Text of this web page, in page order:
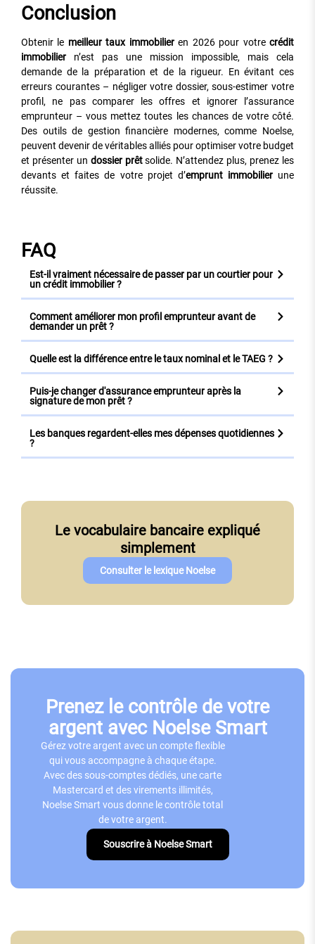
Conclusion
Obtenir le meilleur taux immobilieren 2026 pour votrecrédit
immobiliern’est pas une mission impossible, mais cela
demande de la préparation et de la rigueur. En évitant ces
erreurs courantes – négliger votre dossier, sous-estimer votre
profil, ne pas comparer les offres et ignorer l’assurance
emprunteur – vous mettez toutes les chances de votre côté.
Des outils de gestion financière modernes, comme Noelse,
peuvent devenir de véritables alliés pour optimiser votre budget
et présenter un dossier prêtsolide. N’attendez plus, prenez les
devants et faites de votre projet d’emprunt immobilierune
réussite.
FAQ
Est-il vraiment nécessaire de passer par un courtier pour
un crédit immobilier ?
Comment améliorer mon profil emprunteur avant de
demander un prêt ?
Quelle est la différence entre le taux nominal et le TAEG ?
Puis-je changer d'assurance emprunteur après la
signature de mon prêt ?
Les banques regardent-elles mes dépenses quotidiennes
?
Le vocabulaire bancaire expliqué
simplement
Consulter le lexique Noelse
Prenez le contrôle de votre
argent avec Noelse Smart
Gérez votre argent avec un compte flexible
qui vous accompagne à chaque étape.
Avec des sous-comptes dédiés, une carte
Mastercard et des virements illimités,
Noelse Smart vous donne le contrôle total
de votre argent.
Souscrire à Noelse Smart